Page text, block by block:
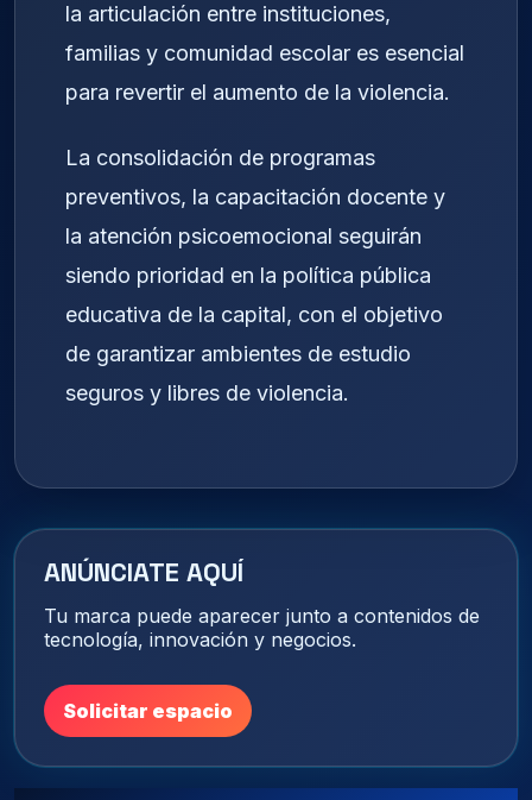
la articulación entre instituciones,
familias y comunidad escolar es esencial
para revertir el aumento de la violencia.
La consolidación de programas
preventivos, la capacitación docente y
la atención psicoemocional seguirán
siendo prioridad en la política pública
educativa de la capital, con el objetivo
de garantizar ambientes de estudio
seguros y libres de violencia.
ANÚNCIATE AQUÍ
Tu marca puede aparecer junto a contenidos de
tecnología, innovación y negocios.
Solicitar espacio